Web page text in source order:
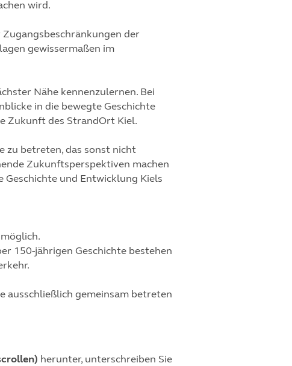
wird.
der
gewissermaßen im
Nähe kennenzulernen. Bei
in die bewegte Geschichte
Zukunft des StrandOrt Kiel.
zu betreten, das sonst nicht
Zukunftsperspektiven machen
Geschichte und Entwicklung Kiels
150-jährigen Geschichte bestehen
ausschließlich gemeinsam betreten
herunter, unterschreiben Sie